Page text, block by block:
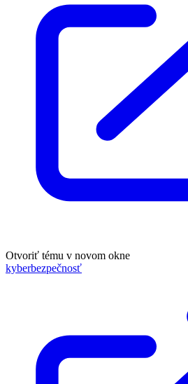
Otvoriť tému v novom okne
kyberbezpečnosť